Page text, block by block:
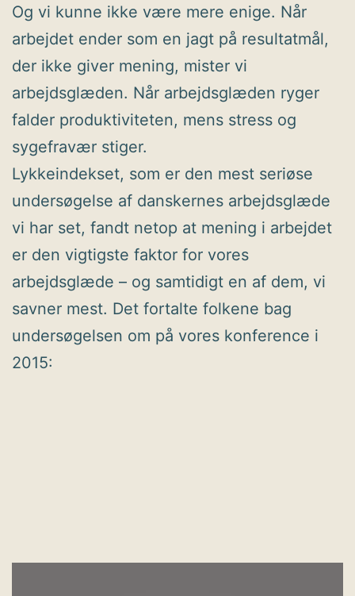
Og vi kunne ikke være mere enige. Når
arbejdet ender som en jagt på resultatmål,
der ikke giver mening, mister vi
arbejdsglæden. Når arbejdsglæden ryger
falder produktiviteten, mens stress og
sygefravær stiger.
Lykkeindekset, som er den mest seriøse
undersøgelse af danskernes arbejdsglæde
vi har set, fandt netop at mening i arbejdet
er den vigtigste faktor for vores
arbejdsglæde – og samtidigt en af dem, vi
savner mest. Det fortalte folkene bag
undersøgelsen om på vores konference i
2015: